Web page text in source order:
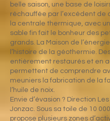
belle saison, une base de
réchauffée par l’excédent de
la centrale thermique, avec
sable fin fait le bonheur des
grands. La Maison de
l’histoire de la géothermie.
entièrement restaurés et en
permettent de comprendre
meuniers la fabrication de la
l’huile de noix.
Envie d’évasion ? Direction
Jonzac. Sous sa toile de 10
propose plusieurs zones